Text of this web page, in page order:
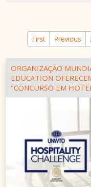
First Previous
ORGANIZAÇÃO
EDUCATION
"CONCURSO EM